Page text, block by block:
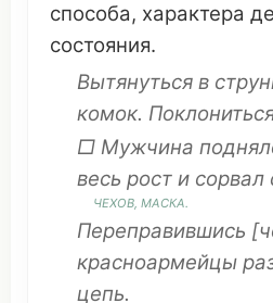
способа, характера
состояния.
Вытянуться в
комок.
□ Мужчина
весь рост и сорвал
ЧЕХОВ, МАСКА.
Переправившись
красноармейцы
цепь.